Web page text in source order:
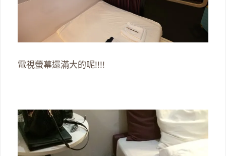
電視螢幕還滿大的呢!!!!